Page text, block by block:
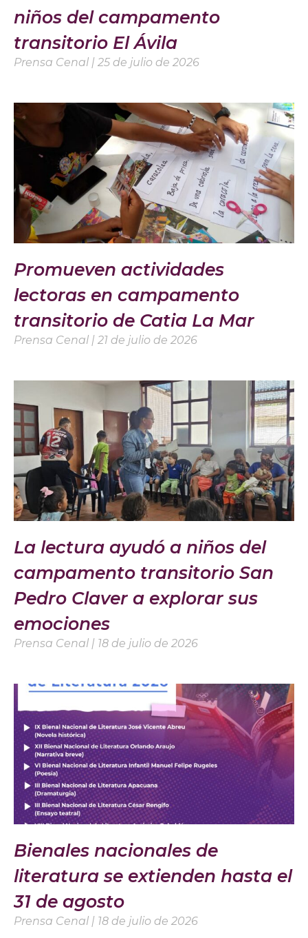
niños del campamento
transitorio El Ávila
Prensa Cenal 25 de julio de 2026
Promueven actividades
lectoras en campamento
transitorio de Catia La Mar
Prensa Cenal 21 de julio de 2026
La lectura ayudó a niños del
campamento transitorio San
Pedro Claver a explorar sus
emociones
Prensa Cenal 18 de julio de 2026
Bienales nacionales de
literatura se extienden hasta el
31 de agosto
Prensa Cenal
18 de julio de 2026